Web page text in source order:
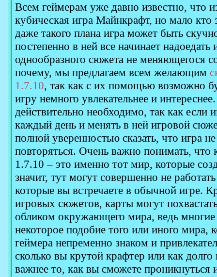
Всем геймерам уже давно известно, что
кубическая игра Майнкрафт, но мало кто
даже такого плана игра может быть
постепенно в ней все начинает надоедать
однообразного сюжета не меняющегося
почему, мы предлагаем всем желающим
1.7.10, так как с их помощью возможно
игру немного увлекательнее и
действительно необходимо, так как если
каждый день и менять в ней игровой
полной уверенностью сказать, что игра
повторяться. Очень важно понимать,
1.7.10 – это именно тот мир, которые
значит, тут могут совершенно не
которые вы встречаете в обычной игре.
игровых сюжетов, карты могут
обликом окружающего мира, ведь многие
некоторое подобие того или иного мира,
геймера непременно знаком и
сколько вы крутой крафтер или как долго
важнее то, как вы сможете